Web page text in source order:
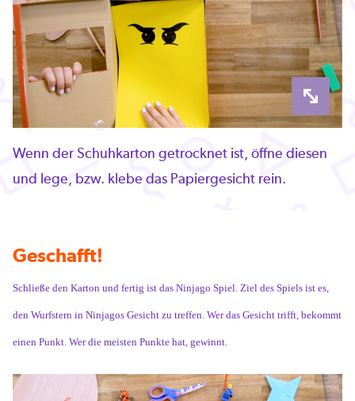
Wenn der Schuhkarton getrocknet ist, öffne diesen
und lege, bzw. klebe das Papiergesicht rein.
Geschafft!
Schließe den Karton und fertig ist das Ninjago Spiel. Ziel des Spiels ist es,
den Wurfstern in Ninjagos Gesicht zu treffen. Wer das Gesicht trifft, bekommt
einen Punkt. Wer die meisten Punkte hat, gewinnt.